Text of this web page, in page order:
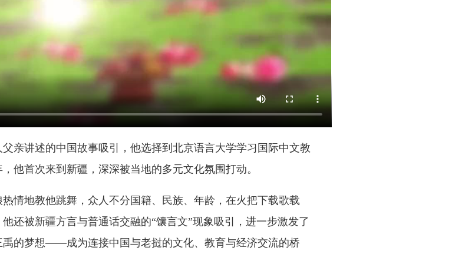
亲讲述的中国故事吸引，他选择到北京语言大学学习国际中文教
他首次来到新疆，深深被当地的多元文化氛围打动。
情地教他跳舞，众人不分国籍、民族、年龄，在火把下载歌载
还被新疆方言与普通话交融的“馕言文”现象吸引，进一步激发了
的梦想——成为连接中国与老挝的文化、教育与经济交流的桥